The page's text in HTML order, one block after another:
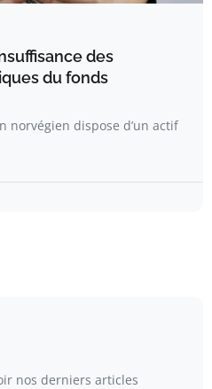
des
du fonds
norvégien dispose d’un actif
nos derniers articles